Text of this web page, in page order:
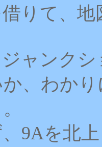
りて、地
ャンクシ
か、わか
9Aを北上